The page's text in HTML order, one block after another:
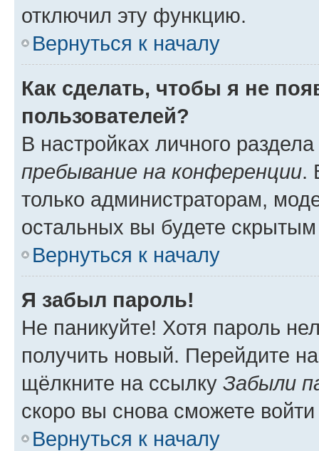
отключил эту функцию.
Вернуться к началу
Как сделать, чтобы я не
пользователей?
В настройках личного
пребывание на конференции.
только администраторам,
остальных вы будете
Вернуться к началу
Я забыл пароль!
Не паникуйте! Хотя пароль
получить новый. Перейдите
щёлкните на ссылку Забыли
скоро вы снова сможете
Вернуться к началу